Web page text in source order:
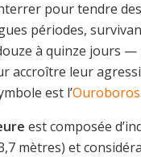
pour tendre
périodes,
à quinze jours —
accroître leur
est l’Ouroboros.
est composée
mètres) et